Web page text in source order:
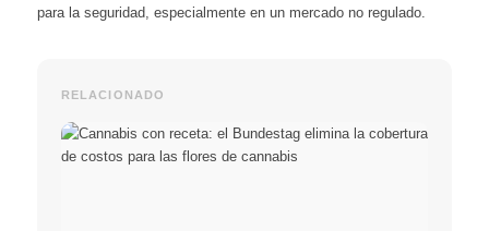
para la seguridad, especialmente en un mercado no regulado.
RELACIONADO